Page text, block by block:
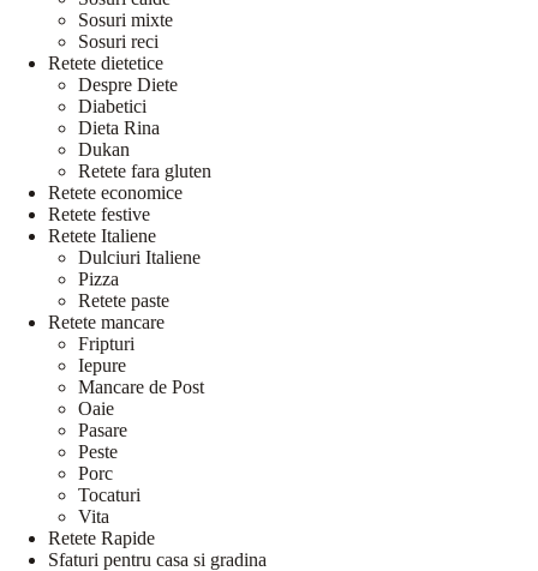
Sosuri mixte
Sosuri reci
Retete dietetice
Despre Diete
Diabetici
Dieta Rina
Dukan
Retete fara gluten
Retete economice
Retete festive
Retete Italiene
Dulciuri Italiene
Pizza
Retete paste
Retete mancare
Fripturi
Iepure
Mancare de Post
Oaie
Pasare
Peste
Porc
Tocaturi
Vita
Retete Rapide
Sfaturi pentru casa si gradina